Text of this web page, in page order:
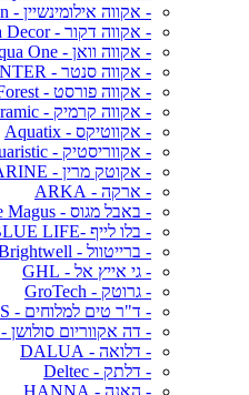
- אקווה אילומינשיין - AI Aqua Illumination
- אקווה דקור - Aqua Decor
- אקווה וואן - Aqua One
- אקווה סנטר - AQUA CENTER
- אקווה פורסט - Aqua Forest
- אקווה קרמיק - Aqua Ceramic
- אקווטיקס - Aquatix
- אקווריסטיק - Aquaristic
- אקוטק מרין - ECOTECH MARINE
- ארקה - ARKA
- באבל מגוס - Bubble Magus
- בלו לייף -BLUE LIFE
- ברייטוול - Brightwell
- גי אייץ אל - GHL
- גרוטק - GroTech
- ד"ר טים למלוחים - DR. TIM'S
- דה אקווריום סולושן - The Aquarium Solution
- דלואה - DALUA
- דלתק - Deltec
- האנה - HANNA